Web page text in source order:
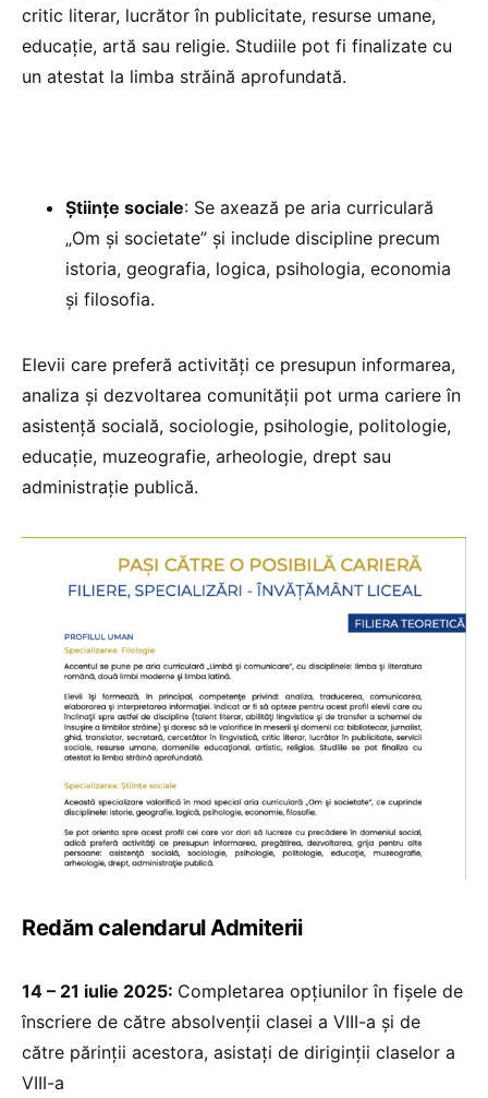
critic literar, lucrător în publicitate, resurse umane,
educație, artă sau religie. Studiile pot fi finalizate cu
un atestat la limba străină aprofundată.
Științe sociale: Se axează pe aria curriculară
„Om și societate” și include discipline precum
istoria, geografia, logica, psihologia, economia
și filosofia.
Elevii care preferă activități ce presupun informarea,
analiza și dezvoltarea comunității pot urma cariere în
asistență socială, sociologie, psihologie, politologie,
educație, muzeografie, arheologie, drept sau
administrație publică.
Redăm calendarul Admiterii
14 – 21 iulie 2025: Completarea opțiunilor în fișele de
înscriere de către absolvenții clasei a VIII-a și de
către părinții acestora, asistați de diriginții claselor a
VIII-a